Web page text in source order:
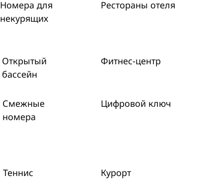
Номера для
некурящих
Рестораны отеля
Открытый
бассейн
Фитнес-центр
Смежные
номера
Цифровой ключ
Теннис Курорт